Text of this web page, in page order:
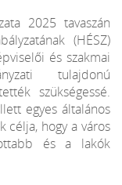
2025 tavaszán
(HÉSZ)
és szakmai
tulajdonú
szükségessé.
egyes általános
célja, hogy a város
és a lakók